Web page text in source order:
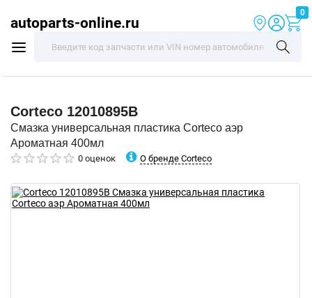
autoparts-online.ru
0
Corteco 12010895B
Смазка универсальная пластика Corteco аэр
Ароматная 400мл
0 оценок О бренде Corteco